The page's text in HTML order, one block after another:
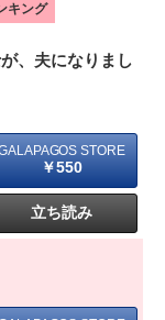
キング
、夫になりまし
￥550
立ち読み